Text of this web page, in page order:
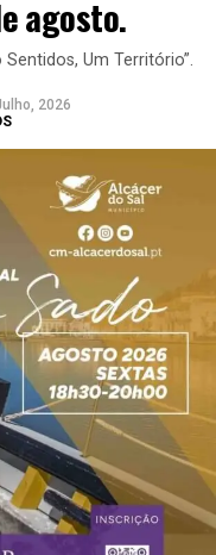
agosto.
Sentidos, Um Território”.
2026